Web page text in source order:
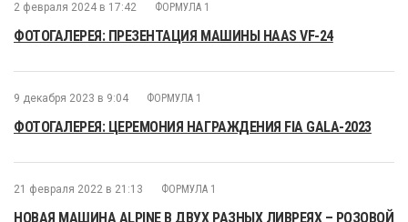
2 февраля 2024 в 17:42 ФОРМУЛА 1
ФОТОГАЛЕРЕЯ: ПРЕЗЕНТАЦИЯ МАШИНЫ HAAS VF-24
9 декабря 2023 в 9:04 ФОРМУЛА 1
ФОТОГАЛЕРЕЯ: ЦЕРЕМОНИЯ НАГРАЖДЕНИЯ FIA GALA-2023
21 февраля 2022 в 21:13 ФОРМУЛА 1
НОВАЯ МАШИНА ALPINE В ДВУХ РАЗНЫХ ЛИВРЕЯХ – РОЗОВОЙ